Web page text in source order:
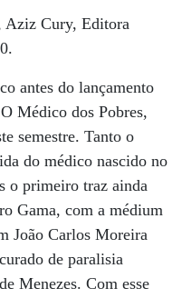
Aziz Cury, Editora
antes do lançamento
Médico dos Pobres,
semestre. Tanto o
do médico nascido no
o primeiro traz ainda
Gama, com a médium
João Carlos Moreira
de paralisia
Menezes. Com esse